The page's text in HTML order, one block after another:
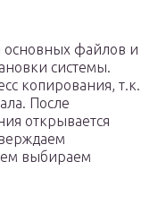
основных файлов и
системы.
копирования, т.к.
После
открывается
выбираем